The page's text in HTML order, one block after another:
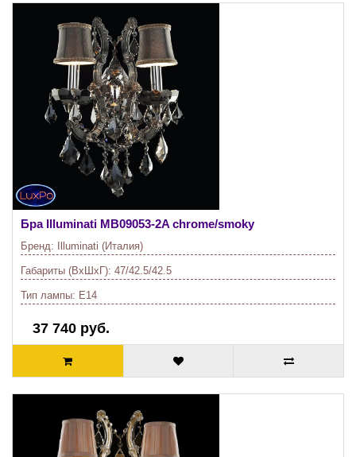
Бра Illuminati MB09053-2A chrome/smoky
Бренд: Illuminati (Италия)
Габариты (ВхШхГ): 47/42.5/42.5
Тип лампы: E14
37 740 руб.